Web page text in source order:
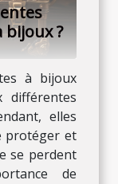
?
à bijoux
elles
protéger et
se perdent
de